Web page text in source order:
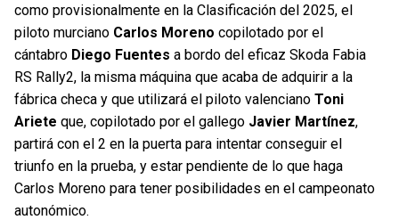
como provisionalmente en la Clasificación del 2025, el
piloto murciano Carlos Moreno copilotado por el
cántabro Diego Fuentes a bordo del eficaz Skoda Fabia
RS Rally2, la misma máquina que acaba de adquirir a la
fábrica checa y que utilizará el piloto valenciano Toni
Ariete que, copilotado por el gallego Javier Martínez,
partirá con el 2 en la puerta para intentar conseguir el
triunfo en la prueba, y estar pendiente de lo que haga
Carlos Moreno para tener posibilidades en el campeonato
autonómico.